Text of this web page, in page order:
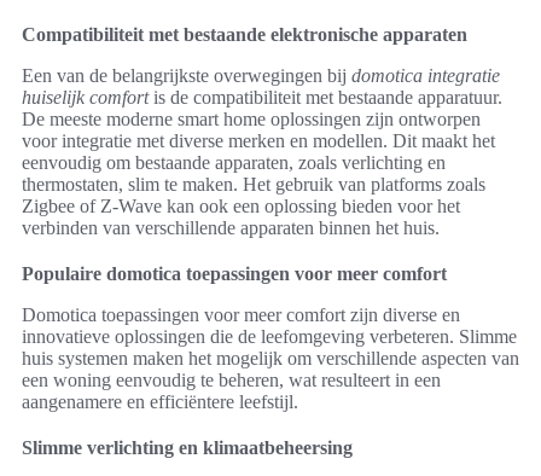
Compatibiliteit met bestaande elektronische apparaten
Een van de belangrijkste overwegingen bij domotica integratie
huiselijk comfortis de compatibiliteit met bestaande apparatuur.
De meeste moderne smart home oplossingen zijn ontworpen
voor integratie met diverse merken en modellen. Dit maakt het
eenvoudig om bestaande apparaten, zoals verlichting en
thermostaten, slim te maken. Het gebruik van platforms zoals
Zigbee of Z-Wave kan ook een oplossing bieden voor het
verbinden van verschillende apparaten binnen het huis.
Populaire domotica toepassingen voor meer comfort
Domotica toepassingen voor meer comfort zijn diverse en
innovatieve oplossingen die de leefomgeving verbeteren. Slimme
huis systemen maken het mogelijk om verschillende aspecten van
een woning eenvoudig te beheren, wat resulteert in een
aangenamere en efficiëntere leefstijl.
Slimme verlichting en klimaatbeheersing